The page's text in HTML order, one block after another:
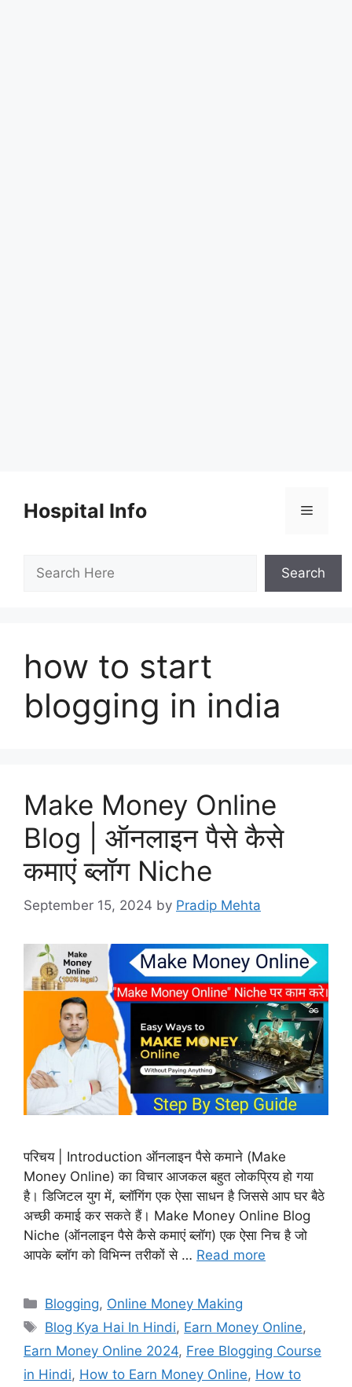
contentHospital Info Menu
Search
how to start
blogging in india
Make Money Online
Blog | ऑनलाइन पैसे कैसे
कमाएं ब्लॉग Niche
September 15, 2024 by Pradip Mehta
परिचय | Introduction ऑनलाइन पैसे कमाने (Make
Money Online) का विचार आजकल बहुत लोकप्रिय हो गया
है। डिजिटल युग में, ब्लॉगिंग एक ऐसा साधन है जिससे आप घर बैठे
अच्छी कमाई कर सकते हैं। Make Money Online Blog
Niche (ऑनलाइन पैसे कैसे कमाएं ब्लॉग) एक ऐसा निच है जो
आपके ब्लॉग को विभिन्न तरीकों से … Read more
Categories
Blogging, Online Money Making
Tags
Blog Kya Hai In Hindi, Earn Money Online,
Earn Money Online 2024, Free Blogging Course
in Hindi, How to Earn Money Online, How to